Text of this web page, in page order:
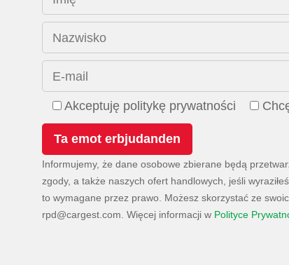
Nazwisko
E-mail
Akceptuję politykę prywatności
Informujemy, że dane osobowe zbierane będą
zgody, a także naszych ofert handlowych, jeśli
to wymagane przez prawo. Możesz skorzystać ze
. Więcej informacji w Polityce